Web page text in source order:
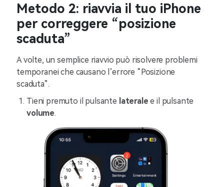
Metodo 2: riavvia il tuo iPhone
per correggere “posizione
scaduta”
A volte, un semplice riavvio può risolvere problemi
temporanei che causano l’errore “Posizione
scaduta”.
Tieni premuto il pulsante laterale e il pulsante
volume.